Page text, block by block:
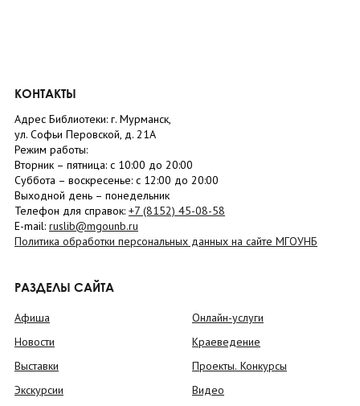
КОНТАКТЫ
Адрес Библиотеки: г. Мурманск,
ул. Софьи Перовской, д. 21А
Режим работы:
Вторник – пятница: с 10:00 до 20:00
Суббота – воскресенье: c 12:00 до 20:00
Выходной день – понедельник
Телефон для справок: +7 (8152) 45-08-58
E-mail: ruslib@mgounb.ru
Политика обработки персональных данных на сайте МГОУНБ
РАЗДЕЛЫ САЙТА
Афиша
Новости
Выставки
Экскурсии
Онлайн-услуги
Краеведение
Проекты. Конкурсы
Видео